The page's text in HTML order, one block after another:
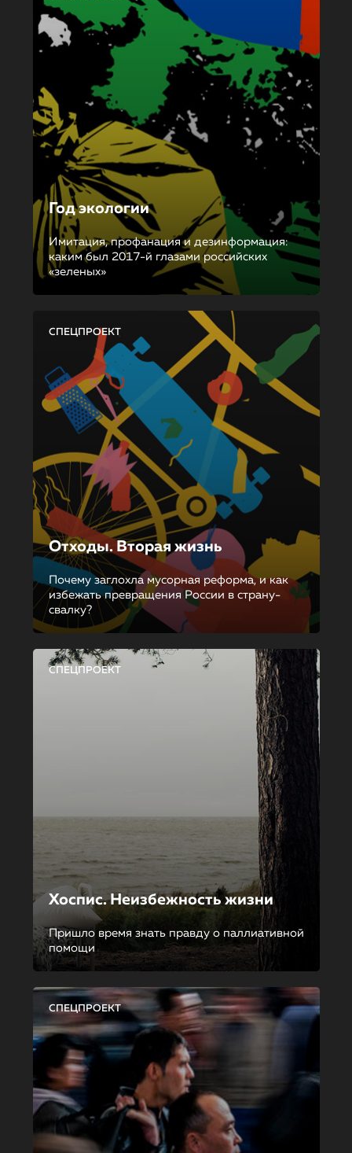
Год экологии
Имитация, профанация и дезинформация:
каким был 2017-й глазами российских
«зеленых»
СПЕЦПРОЕКТ
Отходы. Вторая жизнь
Почему заглохла мусорная реформа, и как
избежать превращения России в страну-
свалку?
СПЕЦПРОЕКТ
Хоспис. Неизбежность жизни
Пришло время знать правду о паллиативной
помощи
СПЕЦПРОЕКТ